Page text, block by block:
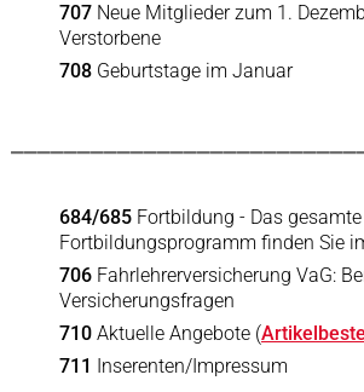
707 Neue Mitglieder zum 1.
Verstorbene
708 Geburtstage im Januar
684/685Fortbildung - Das gesamte
Fortbildungsprogramm finden Sie
706 Fahrlehrerversicherung VaG:
Versicherungsfragen
710 Aktuelle Angebote (
711 Inserenten/Impressum